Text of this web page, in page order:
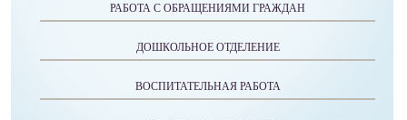
РАБОТА С ОБРАЩЕНИЯМИ ГРАЖДАН
ДОШКОЛЬНОЕ ОТДЕЛЕНИЕ
ВОСПИТАТЕЛЬНАЯ РАБОТА